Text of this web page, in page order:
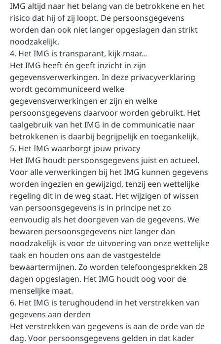
IMG altijd naar het belang van de betrokkene en het
risico dat hij of zij loopt. De persoonsgegevens
worden dan ook niet langer opgeslagen dan strikt
noodzakelijk.
4. Het IMG is transparant, kijk maar...
Het IMG heeft én geeft inzicht in zijn
gegevensverwerkingen. In deze privacyverklaring
wordt gecommuniceerd welke
gegevensverwerkingen er zijn en welke
persoonsgegevens daarvoor worden gebruikt. Het
taalgebruik van het IMG in de communicatie naar
betrokkenen is daarbij begrijpelijk en toegankelijk.
5. Het IMG waarborgt jouw privacy
Het IMG houdt persoonsgegevens juist en actueel.
Voor alle verwerkingen bij het IMG kunnen gegevens
worden ingezien en gewijzigd, tenzij een wettelijke
regeling dit in de weg staat. Het wijzigen of wissen
van persoonsgegevens is in principe net zo
eenvoudig als het doorgeven van de gegevens. We
bewaren persoonsgegevens niet langer dan
noodzakelijk is voor de uitvoering van onze wettelijke
taak en houden ons aan de vastgestelde
bewaartermijnen. Zo worden telefoongesprekken 28
dagen opgeslagen. Het IMG houdt oog voor de
menselijke maat.
6. Het IMG is terughoudend in het verstrekken van
gegevens aan derden
Het verstrekken van gegevens is aan de orde van de
dag. Voor persoonsgegevens gelden in dat kader